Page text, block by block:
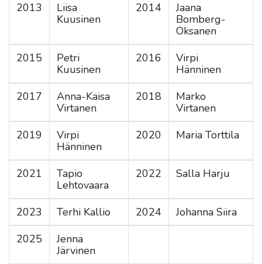
2013
Liisa
Kuusinen
2014
Jaana
Bomberg-
Oksanen
2015
Petri
Kuusinen
2016
Virpi
Hänninen
2017
Anna-Kaisa
Virtanen
2018
Marko
Virtanen
2019
Virpi
Hänninen
2020 Maria Torttila
2021
Tapio
Lehtovaara
2022 Salla Harju
2023 Terhi Kallio 2024
Johanna Siira
2025
Jenna
Järvinen